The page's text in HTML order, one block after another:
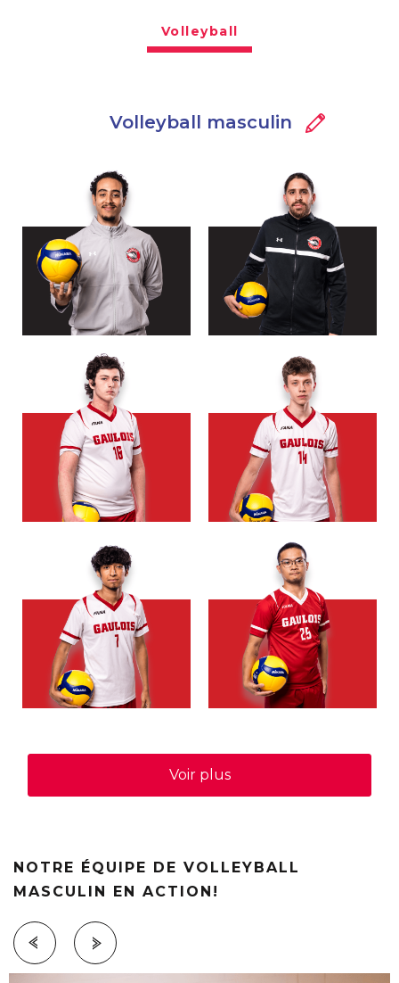
Volleyball
Volleyball masculin
Voir plus
NOTRE ÉQUIPE DE VOLLEYBALL
MASCULIN EN ACTION!